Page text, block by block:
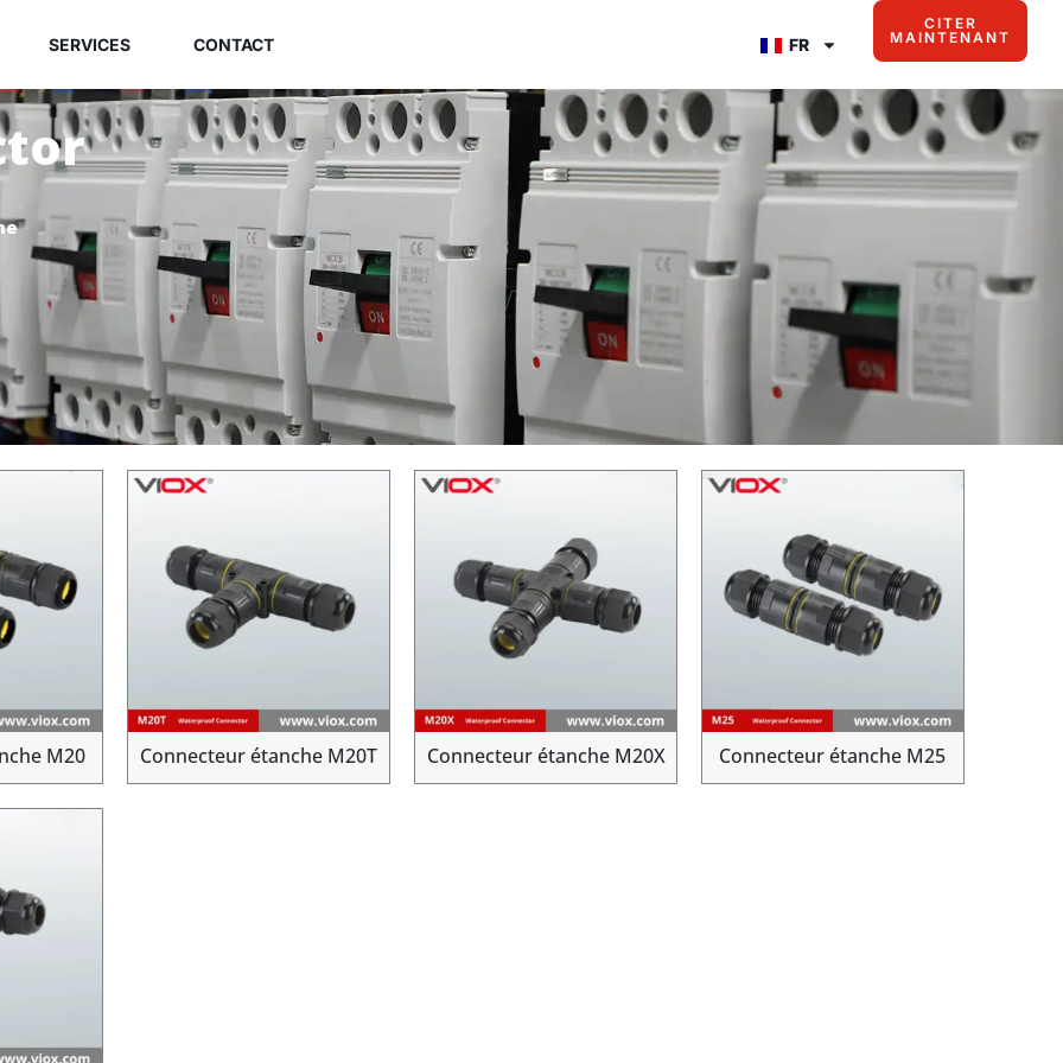
SERVICES CONTACT FR
CITER
MAINTENANT
M20 Connecteur étanche M20T Connecteur étanche M20X Connecteur étanche M25